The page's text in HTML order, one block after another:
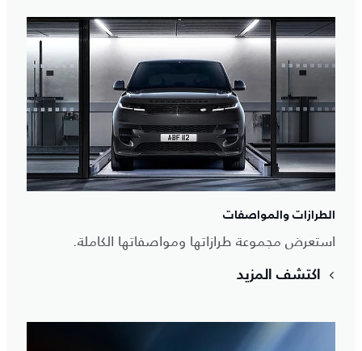
الطرازات والمواصفات
استعرض مجموعة طرازاتها ومواصفاتها الكاملة.
اكتشف المزيد